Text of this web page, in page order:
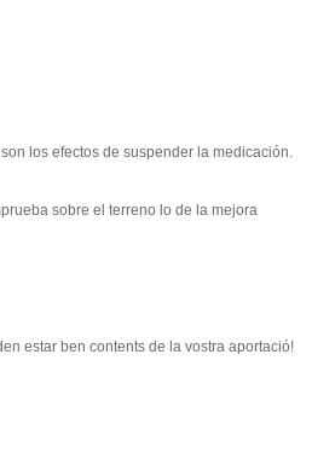
los efectos de suspender la medicación.
sobre el terreno lo de la mejora
estar ben contents de la vostra aportació!